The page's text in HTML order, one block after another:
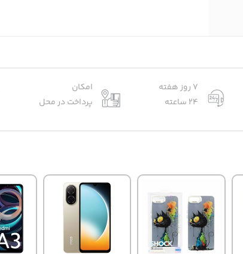
7 روز هفته
24 ساعته
امکان
پرداخت در محل